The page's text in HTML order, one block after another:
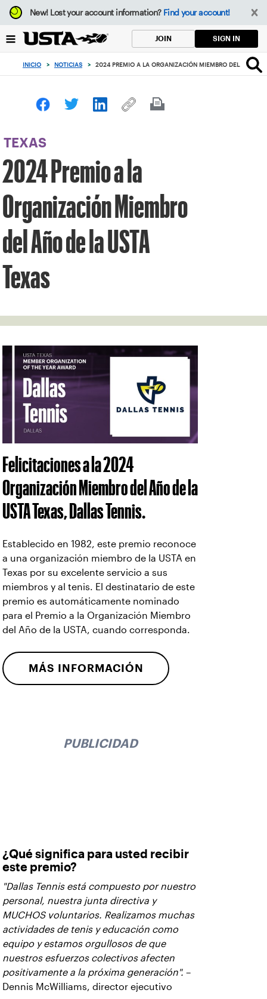
Enfoque
desde
botón
volver
principio
New!Lost your account information? Find your account!
JOIN SIGN IN
INICIO > NOTICIAS > 2024 PREMIO A LA ORGANIZACIÓN MIEMBRO DEL AÑO DE
TEXAS
2024 Premio a la
Organización Miembro
del Año de la USTA
Texas
Felicitaciones a la 2024
Organización Miembro del Año de la
USTA Texas, Dallas Tennis.
Establecido en 1982, este premio reconoce
a una organización miembro de la USTA en
Texas por su excelente servicio a sus
miembros y al tenis. El destinatario de este
premio es automáticamente nominado
para el Premio a la Organización Miembro
del Año de la USTA, cuando corresponda.
MÁS INFORMACIÓN
PUBLICIDAD
¿Qué significa para usted recibir
este premio?
"Dallas Tennis está compuesto por nuestro
personal, nuestra junta directiva y
MUCHOS voluntarios. Realizamos muchas
actividades de tenis y educación como
equipo y estamos orgullosos de que
nuestros esfuerzos colectivos afecten
positivamente a la próxima generación". –
Dennis McWilliams, director ejecutivo